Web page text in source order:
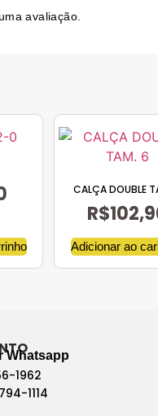
avaliação.
CALÇA DOUBLE
R$
Adicionar ao
Whatsapp
1962
1114